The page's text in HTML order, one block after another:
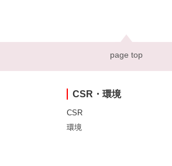
page top
CSR・環境
CSR
環境